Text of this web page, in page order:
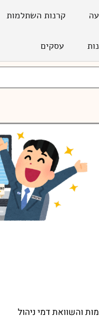
קרנות השתלמות
עסקים
והשוואת דמי ניהול